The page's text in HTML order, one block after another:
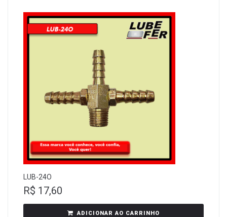
LUB-24O
R$ 17,60
ADICIONAR AO CARRINHO